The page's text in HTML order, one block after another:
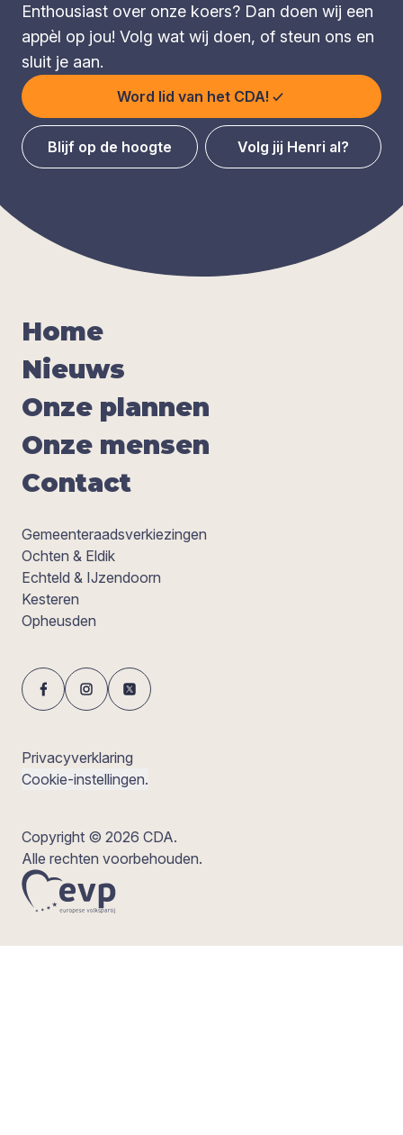
Enthousiast over onze koers? Dan doen wij een
appèl op jou! Volg wat wij doen, of steun ons en
sluit je aan.
Word lid van het CDA!
Blijf op de hoogte Volg jij Henri al?
Home
Nieuws
Onze plan­nen
Onze men­sen
Con­tact
Gemeenteraadsverkiezingen
Ochten & Eldik
Echteld & IJzendoorn
Kesteren
Opheusden
Privacyverklaring
Cookie-instellingen.
Copyright © 2026 CDA.
Alle rechten voorbehouden.